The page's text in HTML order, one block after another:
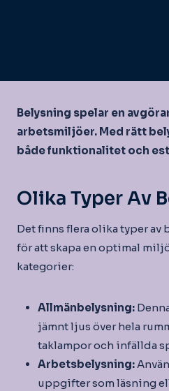
Belysning spelar en
arbetsmiljöer. Med rätt
både funktionalitet och
Olika Typer Av
Det finns flera olika typer av
för att skapa en optimal
kategorier:
Allmänbelysning:
jämnt ljus över hela
taklampor och infällda
Arbetsbelysning:
uppgifter som läsning